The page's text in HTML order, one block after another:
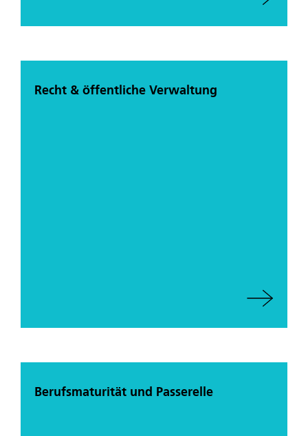
Recht & öffentliche Verwaltung
Berufsmaturität und Passerelle